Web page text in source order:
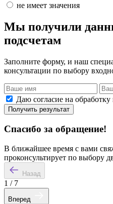
не имеет значения
Мы получили
подсчетам
Заполните форму, и наш
консультации по выбору
Даю согласие на
Получить результат
Спасибо за обращение!
В ближайшее время с вами
проконсультирует по выбору
Назад
1 / 7
Вперед